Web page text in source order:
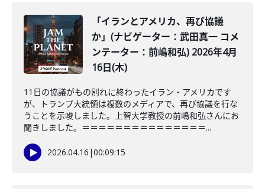
「イランとアメリカ、再び協議
か」(ナビゲーター：武田真一 コメ
ンテーター：前嶋和弘) 2026年4月
16日(木)
11日の協議がもの別れに終わったイラン・アメリカです
が、トランプ大統領は複数のメディアで、再び協議を行な
うことを示唆しました。上智大学教授の前嶋和弘さんにお
聞きしました。＝＝＝＝＝＝＝＝＝＝＝＝＝＝＝...
2026.04.16 |00:09:15